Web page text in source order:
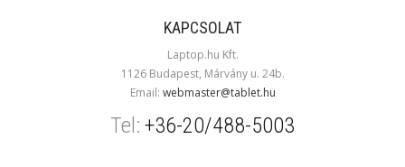
KAPCSOLAT
Laptop.hu Kft.
1126 Budapest, Márvány u. 24b.
Email: webmaster@tablet.hu
Tel: +36-20/488-5003